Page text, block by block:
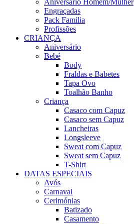
Aniversário Homem/Mulher
Engraçadas
Pack Familia
Profissões
CRIANÇA
Aniversário
Bebé
Body
Fraldas e Babetes
Tapa Ovo
Toalhão Banho
Criança
Casaco com Capuz
Casaco sem Capuz
Lancheiras
Longsleeve
Sweat com Capuz
Sweat sem Capuz
T-Shirt
DATAS ESPECIAIS
Avós
Carnaval
Cerimónias
Batizado
Casamento